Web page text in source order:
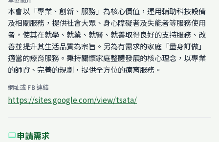
本會以「專業、創新、服務」為核心價值，運用輔助科技設備
及相關服務，提供社會大眾、身心障礙者及失能者等服務使用
者，使其在就學、就業、就醫、就養取得良好的支持服務、改
善並提升其生活品質為宗旨。另為有需求的家庭「量身訂做」
適當的療育服務。秉持關懷家庭整體發展的核心理念，以專業
的師資、完善的規劃，提供全方位的療育服務。
網址或 FB 連結
https://sites.google.com/view/tsata/
computer申請需求